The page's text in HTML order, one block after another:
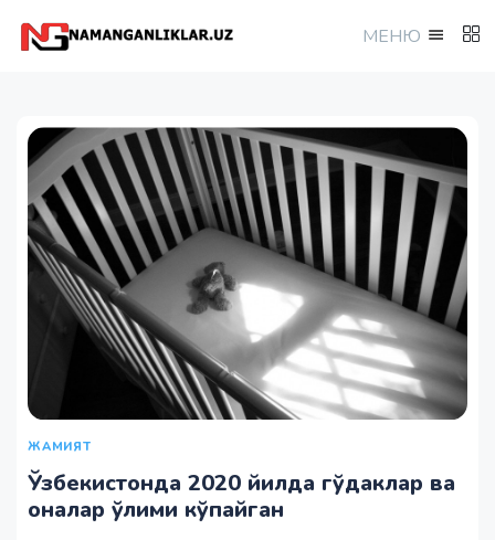
МEНЮ
ЖАМИЯТ
Ўзбекистонда 2020 йилда гўдаклар ва
оналар ўлими кўпайган